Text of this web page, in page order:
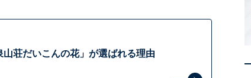
山荘だいこんの花」が選ばれる理由